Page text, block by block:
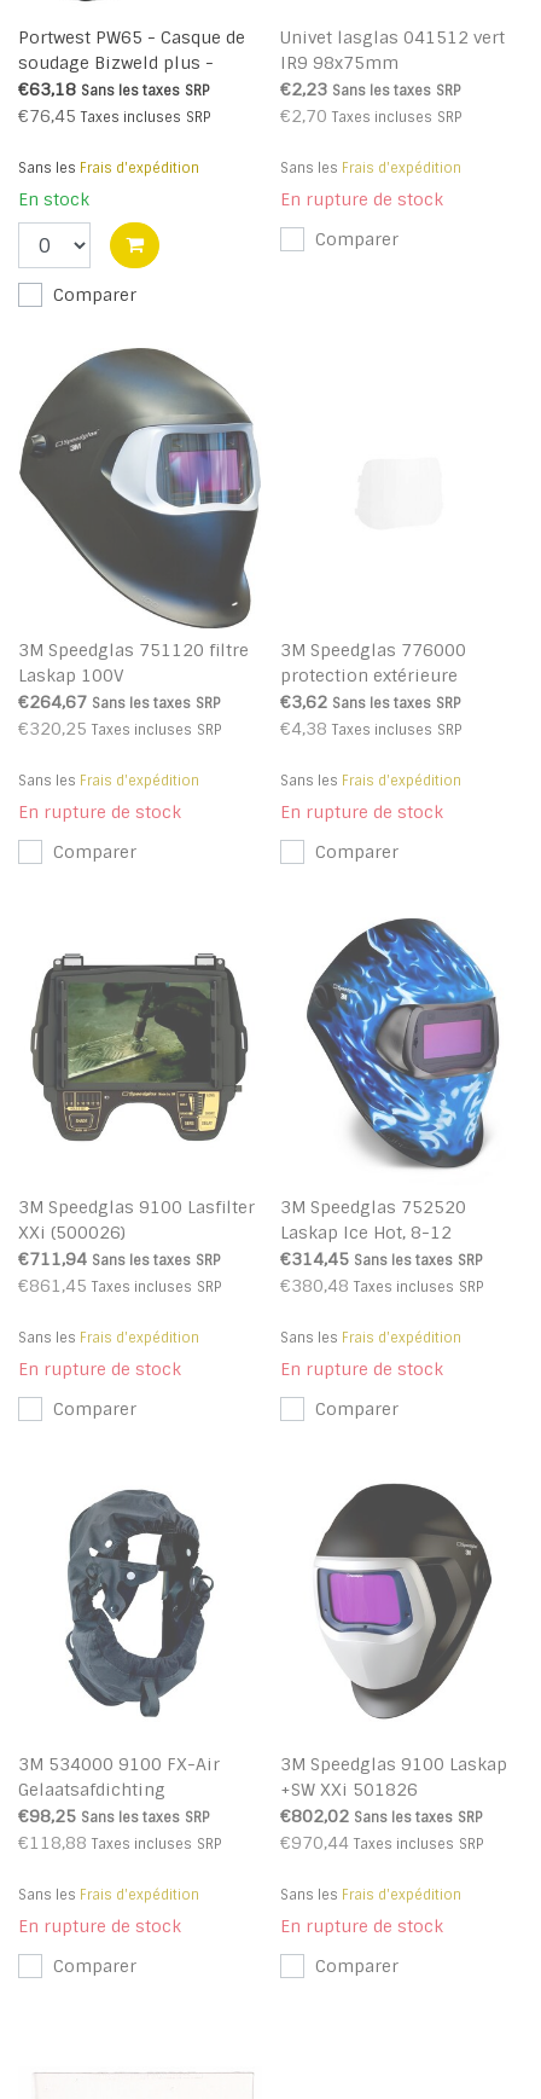
Portwest PW65 - Casque de
soudage Bizweld plus -
Black - R
€63,18 Sans les taxes SRP
€76,45 Taxes incluses SRP
Sans les Frais d'expédition
En stock
Comparer
Univet lasglas 041512 vert
IR9 98x75mm
€2,23 Sans les taxes SRP
€2,70 Taxes incluses SRP
Sans les Frais d'expédition
En rupture de stock
Comparer
3M Speedglas 751120 filtre
Laskap 100V
€264,67 Sans les taxes SRP
€320,25 Taxes incluses SRP
Sans les Frais d'expédition
En rupture de stock
Comparer
3M Speedglas 776000
protection extérieure
€3,62 Sans les taxes SRP
€4,38 Taxes incluses SRP
Sans les Frais d'expédition
En rupture de stock
Comparer
3M Speedglas 9100 Lasfilter
XXi (500026)
€711,94 Sans les taxes SRP
€861,45 Taxes incluses SRP
Sans les Frais d'expédition
En rupture de stock
Comparer
3M Speedglas 752520
Laskap Ice Hot, 8-12
€314,45 Sans les taxes SRP
€380,48 Taxes incluses SRP
Sans les Frais d'expédition
En rupture de stock
Comparer
3M 534000 9100 FX-Air
Gelaatsafdichting
€98,25 Sans les taxes SRP
€118,88 Taxes incluses SRP
Sans les Frais d'expédition
En rupture de stock
Comparer
3M Speedglas 9100 Laskap
+SW XXi 501826
€802,02 Sans les taxes SRP
€970,44 Taxes incluses SRP
Sans les Frais d'expédition
En rupture de stock
Comparer